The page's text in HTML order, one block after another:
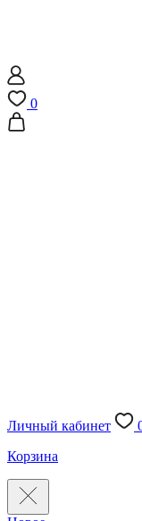
0
Личный кабинет
Корзина